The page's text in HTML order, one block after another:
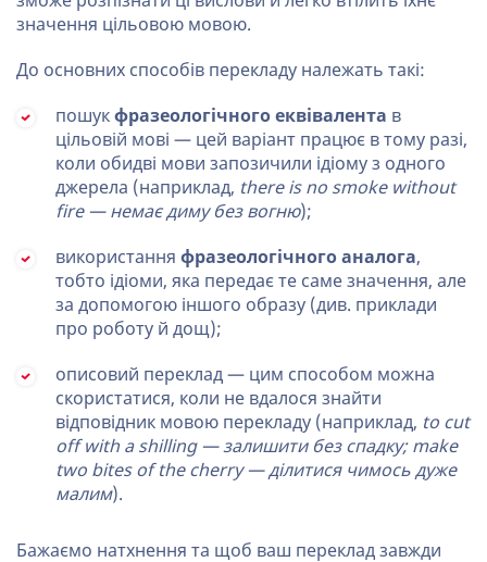
значення цільовою мовою.
До основних способів перекладу належать такі:
пошук фразеологічного еквівалента в
цільовій мові — цей варіант працює в тому разі,
коли обидві мови запозичили ідіому з одного
джерела (наприклад, there is no smoke without
fire — немає диму без вогню);
використання фразеологічного аналога,
тобто ідіоми, яка передає те саме значення, але
за допомогою іншого образу (див. приклади
про роботу й дощ);
описовий переклад — цим способом можна
скористатися, коли не вдалося знайти
відповідник мовою перекладу (наприклад, to cut
off with a shilling — залишити без спадку; make
two bites of the cherry — ділитися чимось дуже
малим).
Бажаємо натхнення та щоб ваш переклад завжди